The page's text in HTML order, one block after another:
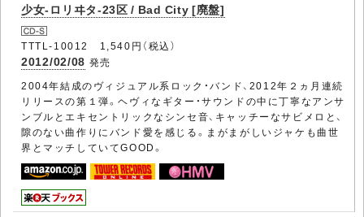
少女-ロリヰタ-23区 / Bad City [廃盤]
TTTL-10012 1,540円（税込）
2012/02/08 発売
2004年結成のヴィジュアル系ロック・バンド、2012年２ヵ月連続
リリースの第１弾。ヘヴィなギター・サウンドの中に丁寧なアンサ
ンブルとエキセントリックなシンセ音、キャッチーなサビメロと、
隙のない曲作りにバンド愛を感じる。まがまがしいジャケも曲世
界とマッチしていてGOOD。